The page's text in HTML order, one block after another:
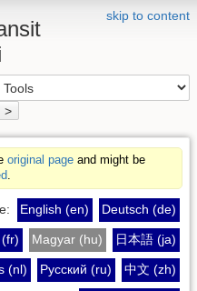
skip to content
>
original page and might be
English (en) Deutsch (de)
Magyar (hu) 日本語 (ja)
(nl) Русский (ru) 中文 (zh)